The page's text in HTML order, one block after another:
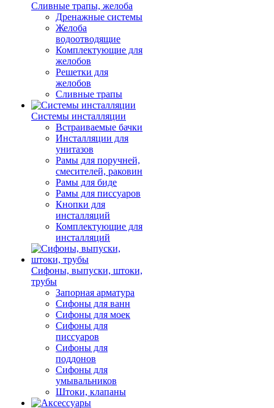
Сливные трапы, желоба
Дренажные системы
Желоба
водоотводящие
Комплектующие для
желобов
Решетки для
желобов
Сливные трапы
Системы инсталляции
Встраиваемые бачки
Инсталляции для
унитазов
Рамы для поручней,
смесителей, раковин
Рамы для биде
Рамы для писсуаров
Кнопки для
инсталляций
Комплектующие для
инсталляций
Сифоны, выпуски, штоки,
трубы
Запорная арматура
Сифоны для ванн
Сифоны для моек
Сифоны для
писсуаров
Сифоны для
поддонов
Сифоны для
умывальников
Штоки, клапаны